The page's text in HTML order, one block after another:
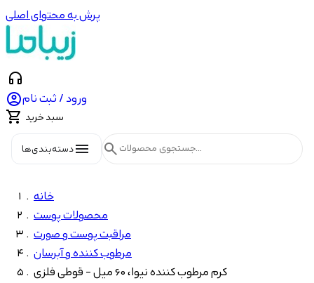
پرش به محتوای اصلی
headphones
ورود / ثبت نام
 سبد خرید
menuدسته‌بندی‌ها search
خانه
محصولات پوست
مراقبت پوست و صورت
مرطوب کننده و آبرسان
کرم مرطوب کننده نیوا، 60 میل - قوطی فلزی